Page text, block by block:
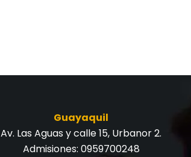
Guayaquil
Av. Las Aguas y calle 15, Urbanor 2.
Admisiones: 0959700248